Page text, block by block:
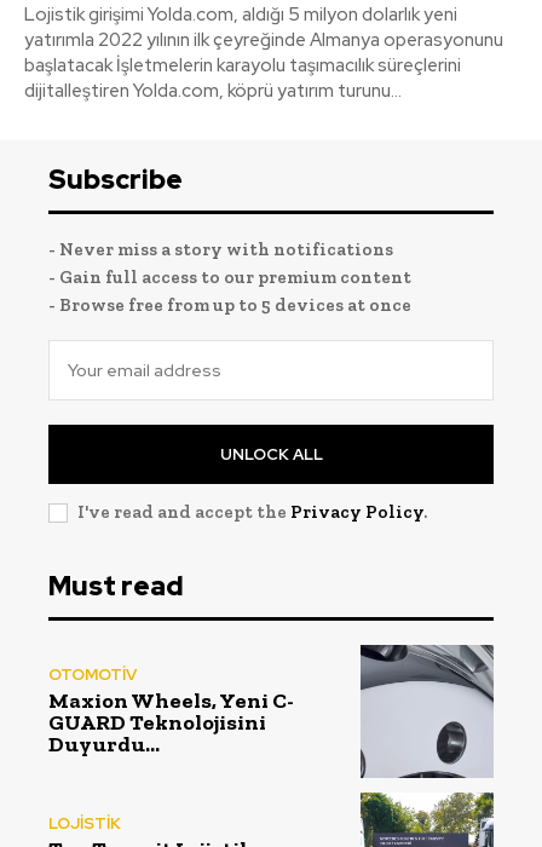
Lojistik girişimi Yolda.com, aldığı 5 milyon dolarlık yeni
yatırımla 2022 yılının ilk çeyreğinde Almanya operasyonunu
başlatacak İşletmelerin karayolu taşımacılık süreçlerini
dijitalleştiren Yolda.com, köprü yatırım turunu...
Subscribe
- Never miss a story with notifications
- Gain full access to our premium content
- Browse free from up to 5 devices at once
UNLOCK ALL
I've read and accept the Privacy Policy.
Must read
OTOMOTİV
Maxion Wheels, Yeni C-
GUARD Teknolojisini
Duyurdu…
LOJİSTİK